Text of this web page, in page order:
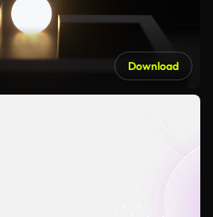
Download